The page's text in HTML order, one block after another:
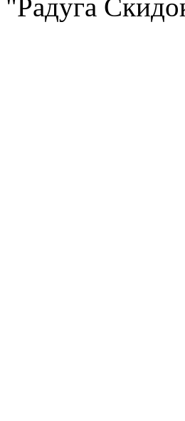
"Радуга